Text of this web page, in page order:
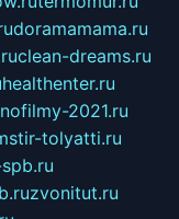
doramamama.ru
clean-dreams.ru
healthenter.ru
2021.ru
tolyatti.ru
zvonitut.ru